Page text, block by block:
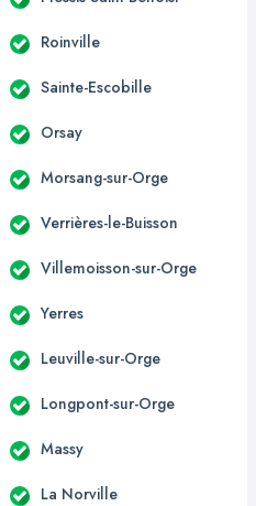
Roinville
Sainte-Escobille
Orsay
Morsang-sur-Orge
Verrières-le-Buisson
Villemoisson-sur-Orge
Yerres
Leuville-sur-Orge
Longpont-sur-Orge
Massy
La Norville